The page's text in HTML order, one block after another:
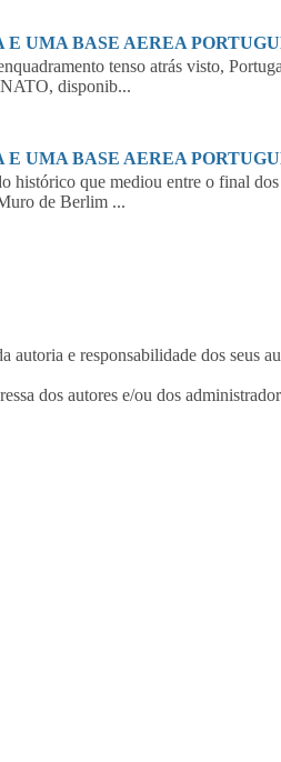
UMA BASE AEREA
tenso atrás visto,
NATO, disponib...
UMA BASE AEREA
histórico que mediou entre o final dos
de Berlim ...
autoria e responsabilidade dos seus
dos autores e/ou dos